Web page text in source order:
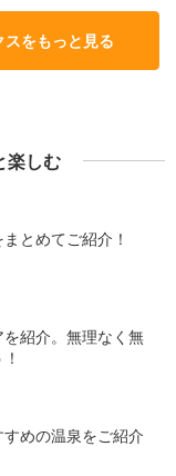
をもっと見る
楽しむ
とめてご紹介！
紹介。無理なく無
めの温泉をご紹介